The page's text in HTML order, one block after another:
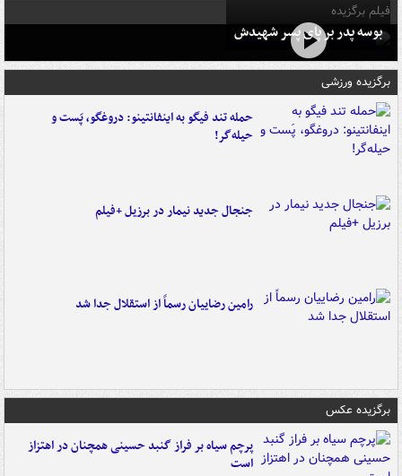
فیلم برگزیده
بوسه‌ پدر بر پای پسر شهیدش
برگزیده ورزشی
حمله تند فیگو به اینفانتینو: دروغگو، پَست‌ و
حیله‌گر!
جنجال جدید نیمار در برزیل +فیلم
رامین رضاییان رسماً از استقلال جدا شد
برگزیده عکس
پرچم سیاه بر فراز گنبد حسینی همچنان در اهتزاز
است